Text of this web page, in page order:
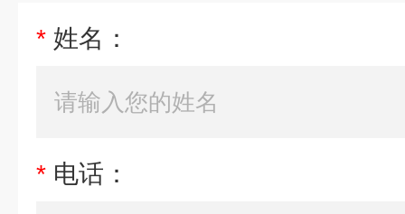
* 姓名：
* 电话：